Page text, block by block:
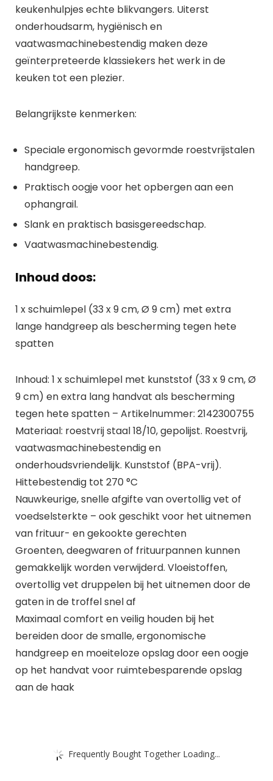
keukenhulpjes echte blikvangers. Uiterst
onderhoudsarm, hygiënisch en
vaatwasmachinebestendig maken deze
geïnterpreteerde klassiekers het werk in de
keuken tot een plezier.
Belangrijkste kenmerken:
Speciale ergonomisch gevormde roestvrijstalen
handgreep.
Praktisch oogje voor het opbergen aan een
ophangrail.
Slank en praktisch basisgereedschap.
Vaatwasmachinebestendig.
Inhoud doos:
1 x schuimlepel (33 x 9 cm, Ø 9 cm) met extra
lange handgreep als bescherming tegen hete
spatten
Inhoud: 1 x schuimlepel met kunststof (33 x 9 cm, Ø
9 cm) en extra lang handvat als bescherming
tegen hete spatten – Artikelnummer: 2142300755
Materiaal: roestvrij staal 18/10, gepolijst. Roestvrij,
vaatwasmachinebestendig en
onderhoudsvriendelijk. Kunststof (BPA-vrij).
Hittebestendig tot 270 °C
Nauwkeurige, snelle afgifte van overtollig vet of
voedselsterkte – ook geschikt voor het uitnemen
van frituur- en gekookte gerechten
Groenten, deegwaren of frituurpannen kunnen
gemakkelijk worden verwijderd. Vloeistoffen,
overtollig vet druppelen bij het uitnemen door de
gaten in de troffel snel af
Maximaal comfort en veilig houden bij het
bereiden door de smalle, ergonomische
handgreep en moeiteloze opslag door een oogje
op het handvat voor ruimtebesparende opslag
aan de haak
Frequently Bought Together Loading...